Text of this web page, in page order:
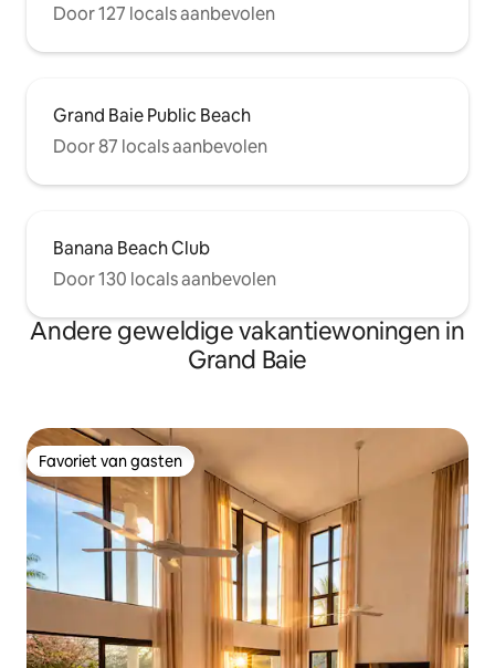
Door 127 locals aanbevolen
Grand Baie Public Beach
Door 87 locals aanbevolen
Banana Beach Club
Door 130 locals aanbevolen
Andere geweldige vakantiewoningen in
Grand Baie
Favoriet van gasten
Favoriet van gasten